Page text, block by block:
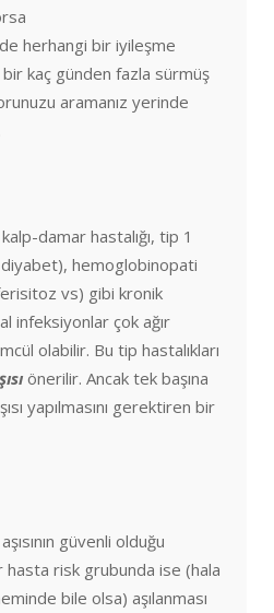
herhangi bir iyileşme
kaç günden fazla sürmüş
aramanız yerinde
damar hastalığı, tip 1
hemoglobinopati
vs) gibi kronik
infeksiyonlar çok ağır
olabilir. Bu tip hastalıkları
önerilir. Ancak tek başına
yapılmasını gerektiren bir
güvenli olduğu
hasta risk grubunda ise (hala
bile olsa) aşılanması